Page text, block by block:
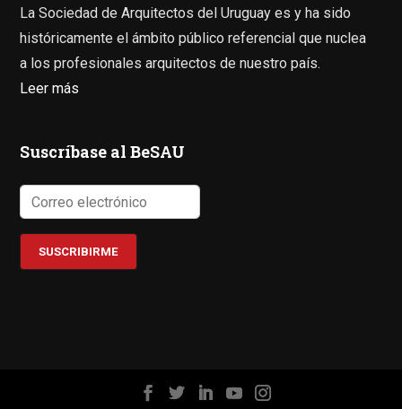
La Sociedad de Arquitectos del Uruguay es y ha sido
históricamente el ámbito público referencial que nuclea
a los profesionales arquitectos de nuestro país.
Leer más
Suscríbase al BeSAU